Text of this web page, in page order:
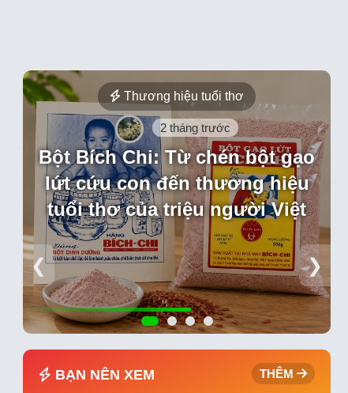
Thương hiệu tuổi thơ
2 tháng trước
Bột Bích Chi: Từ chén bột gạo
lứt cứu con đến thương hiệu
tuổi thơ của triệu người Việt
❮ ❯
BẠN NÊN XEM THÊM